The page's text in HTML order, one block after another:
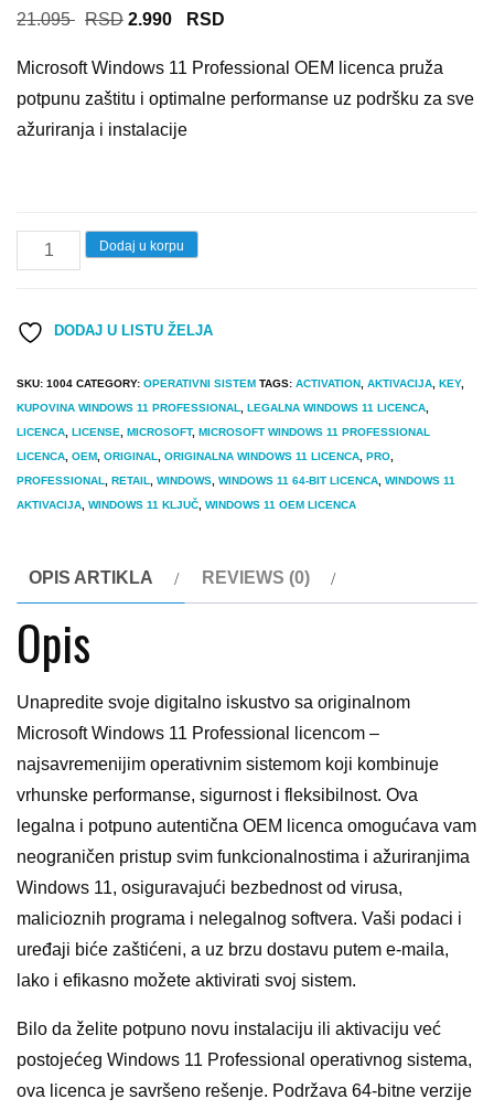
21.095
Original
was:
21.095 $.
2.990
is:
2.990 $.
Microsoft Windows 11 Professional OEM licenca pruža
potpunu zaštitu i optimalne performanse uz podršku za sve
ažuriranja i instalacije
Windows
11
OEM
Lifetime
quantity
Dodaj u korpu
DODAJ U LISTU ŽELJA
SKU: 1004 CATEGORY: OPERATIVNI SISTEM TAGS: ACTIVATION AKTIVACIJA KEY,
KUPOVINA WINDOWS 11 PROFESSIONAL
LEGALNA WINDOWS 11 LICENCA
LICENCA LICENSE MICROSOFT, MICROSOFT WINDOWS 11 PROFESSIONAL
LICENCA OEM ORIGINAL ORIGINALNA WINDOWS 11 LICENCA PRO
PROFESSIONAL
RETAIL WINDOWS WINDOWS 11 64-BIT LICENCA WINDOWS 11
AKTIVACIJA WINDOWS 11 KLJUČ WINDOWS 11 OEM LICENCA
OPIS ARTIKLA REVIEWS (0)
Opis
Unapredite svoje digitalno iskustvo sa originalnom
Microsoft Windows 11 Professional licencom –
najsavremenijim operativnim sistemom koji kombinuje
vrhunske performanse, sigurnost i fleksibilnost. Ova
legalna i potpuno autentična OEM licenca omogućava vam
neograničen pristup svim funkcionalnostima i ažuriranjima
Windows 11, osiguravajući bezbednost od virusa,
malicioznih programa i nelegalnog softvera. Vaši podaci i
uređaji biće zaštićeni, a uz brzu dostavu putem e-maila,
lako i efikasno možete aktivirati svoj sistem.
Bilo da želite potpuno novu instalaciju ili aktivaciju već
postojećeg Windows 11 Professional operativnog sistema,
ova licenca je savršeno rešenje. Podržava 64-bitne verzije